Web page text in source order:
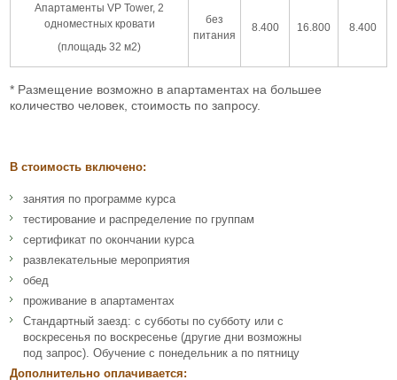
Апартаменты VP Tower, 2
одноместных кровати
(площадь 32 м2)
без
питания
8.400 16.800 8.400
* Размещение возможно в апартаментах на большее
количество человек, стоимость по запросу.
В стоимость включено:
занятия по программе курса
тестирование и распределение по группам
сертификат по окончании курса
развлекательные мероприятия
обед
проживание в апартаментах
Стандартный заезд: с субботы по субботу или с
воскресенья по воскресенье (другие дни возможны
под запрос). Обучение с понедельник а по пятницу
Дополнительно оплачивается: